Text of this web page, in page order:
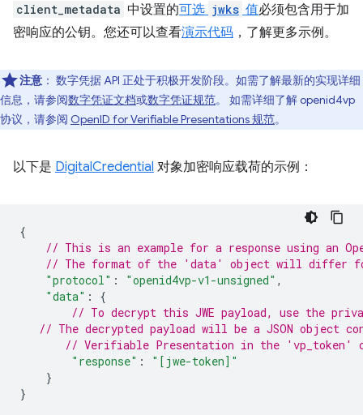
client_metadata 中设置的可选 jwks 值必须包含用于加
密响应的公钥。您还可以查看演示代码 ，了解更多示例。
注意 ： 数字凭据 API 正处于积极开发阶段。如需了解最新的实现详细
信息，请参阅数字凭证文档或数字凭证规范。 如需详细了解 openid4vp
协议，请参阅 OpenID for Verifiable Presentations 规范。
以下是 DigitalCredential 对象加密响应载荷的示例：
{
// This is an example for a response using an
// The format of the 'data' object will differ
"protocol" : "openid4vp-v1-unsigned" ,
"data" :
{
// To decrypt this JWE payload, use the
// The decrypted payload will be a JSON object
// Verifiable Presentation in the 'vp_token'
"response" :
"[jwe-token]"
}
}